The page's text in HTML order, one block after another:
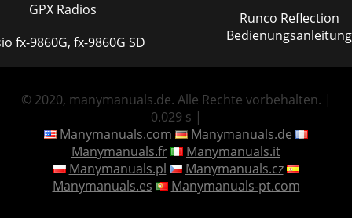
GPX Radios
fx-9860G, fx-9860G SD
Runco Reflection
Bedienungsanleitung
© 2020, manymanuals.de. Alle Rechte vorbehalten. |
0.029 s |
Manymanuals.com
Manymanuals.de
Manymanuals.fr
Manymanuals.it
Manymanuals.pl
Manymanuals.cz
Manymanuals.es
Manymanuals-pt.com